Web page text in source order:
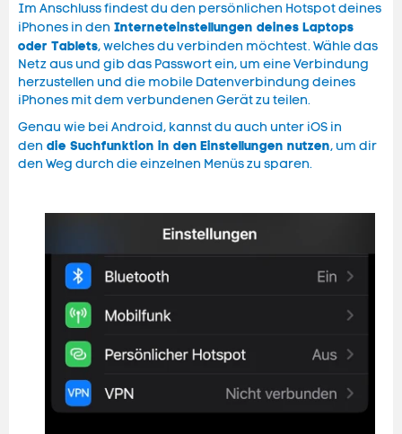
Im Anschluss findest du den persönlichen Hotspot deines
iPhones in den Interneteinstellungen deines Laptops
oder Tablets, welches du verbinden möchtest. Wähle das
Netz aus und gib das Passwort ein, um eine Verbindung
herzustellen und die mobile Datenverbindung deines
iPhones mit dem verbundenen Gerät zu teilen.
Genau wie bei Android, kannst du auch unter iOS in
den die Suchfunktion in den Einstellungen nutzen, um dir
den Weg durch die einzelnen Menüs zu sparen.